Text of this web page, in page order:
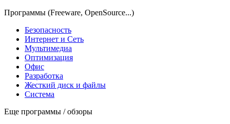
Программы (Freeware, OpenSource...)
Безопасность
Интернет и Сеть
Мультимедиа
Оптимизация
Офис
Разработка
Жесткий диск и файлы
Система
Еще программы / обзоры